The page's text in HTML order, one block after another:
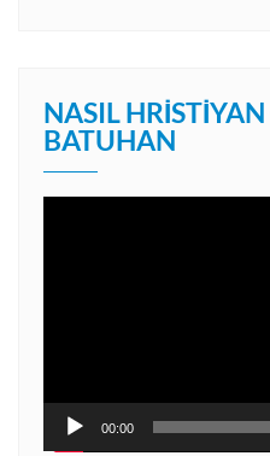
NASIL
BATUHAN
00:00